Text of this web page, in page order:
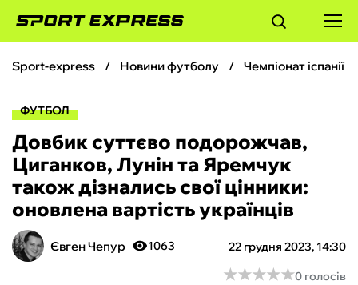
ФУТБОЛ
БОКС
ХОКЕЙ
ТЕНІС
sport-express новини футболу чемпіонат іспанії
ФУТБОЛ
Довбик суттєво подорожчав,
Циганков, Лунін та Яремчук
також дізнались свої цінники:
оновлена вартість українців
Євген Чепур 22 грудня 2023, 14:30
1063
★★★★★
★★★★★0 голосів